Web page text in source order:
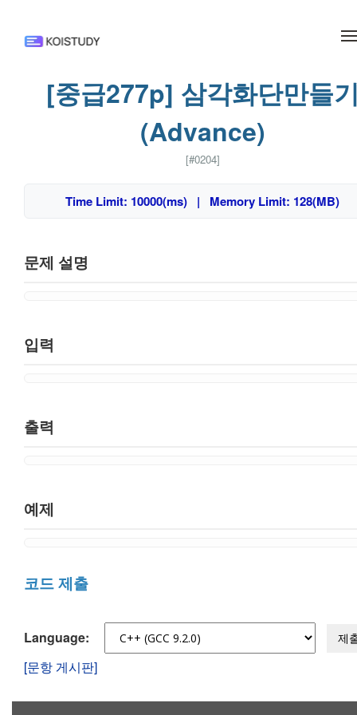
[중급277p] 삼각화단만들
(Advance)
[#0204]
Time Limit: 10000(ms) | Memory Limit: 128(MB)
문제 설명
입력
출력
예제
코드 제출
Language: 제
[문항 게시판]